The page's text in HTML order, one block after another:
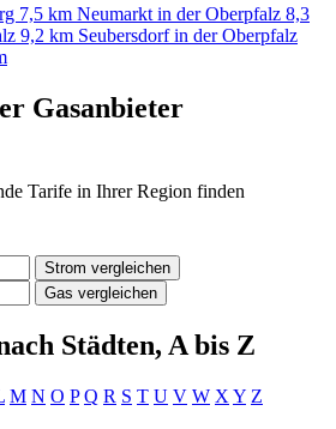
7,5 km Neumarkt in der Oberpfalz 8,3
9,2 km Seubersdorf in der Oberpfalz
Gasanbieter
Tarife in Ihrer Region finden
Strom vergleichen
Gas vergleichen
Städten, A bis Z
M N O P Q R S T U V W X Y Z